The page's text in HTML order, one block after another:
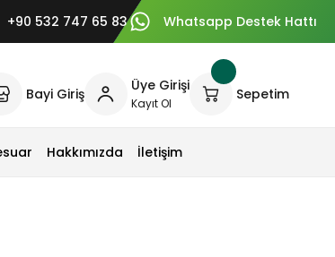
+90 532 747 65 83 Whatsapp Destek Hattı
Bayi Giriş Üye Girişi
Kayıt Ol
Sepetim
Hakkımızda İletişim